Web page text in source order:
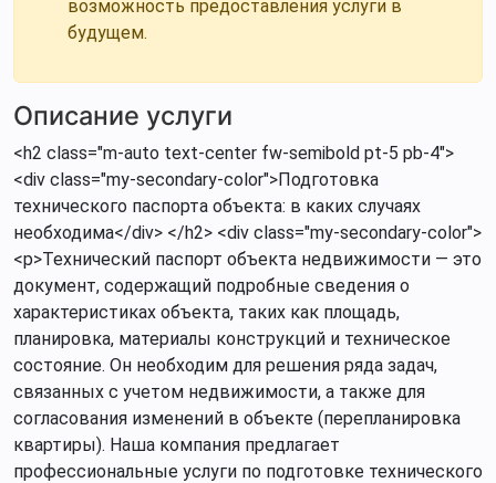
возможность предоставления услуги в
будущем.
Описание услуги
<h2 class="m-auto text-center fw-semibold pt-5 pb-4">
<div class="my-secondary-color">Подготовка
технического паспорта объекта: в каких случаях
необходима</div> </h2> <div class="my-secondary-color">
<p>Технический паспорт объекта недвижимости — это
документ, содержащий подробные сведения о
характеристиках объекта, таких как площадь,
планировка, материалы конструкций и техническое
состояние. Он необходим для решения ряда задач,
связанных с учетом недвижимости, а также для
согласования изменений в объекте (перепланировка
квартиры). Наша компания предлагает
профессиональные услуги по подготовке технического